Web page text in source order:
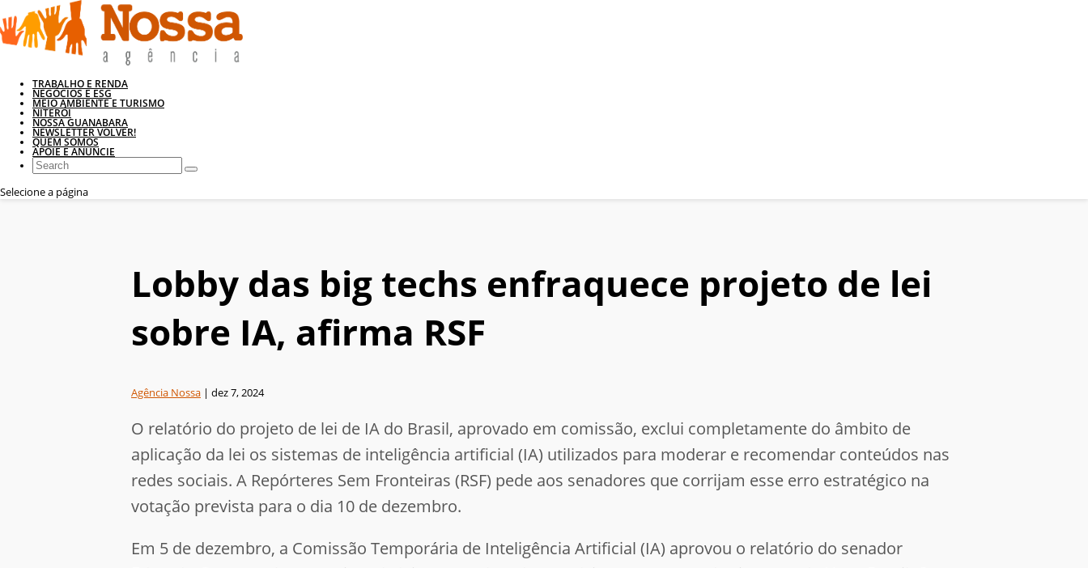
TRABALHO E RENDA
NEGÓCIOS E ESG
MEIO AMBIENTE E TURISMO
NITERÓI
NOSSA GUANABARA
NEWSLETTER VOLVER!
QUEM SOMOS
APOIE E ANUNCIE
Selecione a página
Lobby das big techs enfraquece projeto de lei
sobre IA, afirma RSF
Agência Nossa | dez 7, 2024
O relatório do projeto de lei de IA do Brasil, aprovado em comissão, exclui completamente do âmbito de
aplicação da lei os sistemas de inteligência artificial (IA) utilizados para moderar e recomendar conteúdos nas
redes sociais. A Repórteres Sem Fronteiras (RSF) pede aos senadores que corrijam esse erro estratégico na
votação prevista para o dia 10 de dezembro.
Em 5 de dezembro, a Comissão Temporária de Inteligência Artificial (IA) aprovou o relatório do senador